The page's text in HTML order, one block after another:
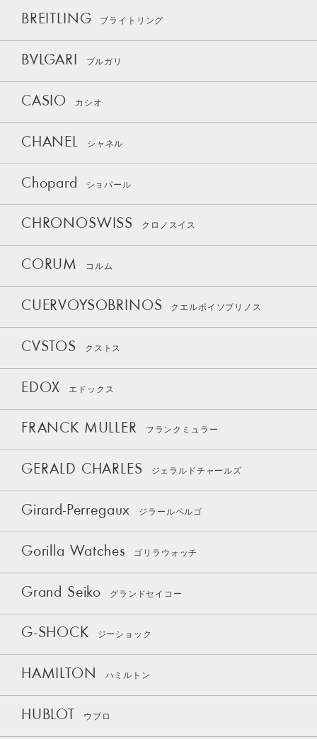
BREITLING ブライトリング
BVLGARI ブルガリ
CASIO カシオ
CHANEL シャネル
Chopard ショパール
CHRONOSWISS クロノスイス
CORUM コルム
CUERVOYSOBRINOS クエルボイソブリノス
CVSTOS クストス
EDOX エドックス
FRANCK MULLER フランクミュラー
GERALD CHARLES ジェラルドチャールズ
Girard-Perregaux ジラールペルゴ
Gorilla Watches ゴリラウォッチ
Grand Seiko グランドセイコー
G-SHOCK ジーショック
HAMILTON ハミルトン
HUBLOT ウブロ